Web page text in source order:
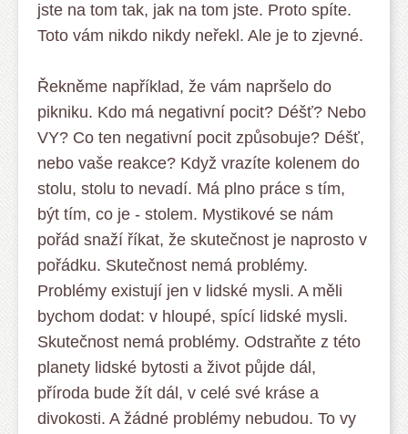
jste na tom tak, jak na tom jste. Proto spíte.
Toto vám nikdo nikdy neřekl. Ale je to zjevné.
Řekněme například, že vám napršelo do
pikniku. Kdo má negativní pocit? Déšť? Nebo
VY? Co ten negativní pocit způsobuje? Déšť,
nebo vaše reakce? Když vrazíte kolenem do
stolu, stolu to nevadí. Má plno práce s tím,
být tím, co je - stolem. Mystikové se nám
pořád snaží říkat, že skutečnost je naprosto v
pořádku. Skutečnost nemá problémy.
Problémy existují jen v lidské mysli. A měli
bychom dodat: v hloupé, spící lidské mysli.
Skutečnost nemá problémy. Odstraňte z této
planety lidské bytosti a život půjde dál,
příroda bude žít dál, v celé své kráse a
divokosti. A žádné problémy nebudou. To vy